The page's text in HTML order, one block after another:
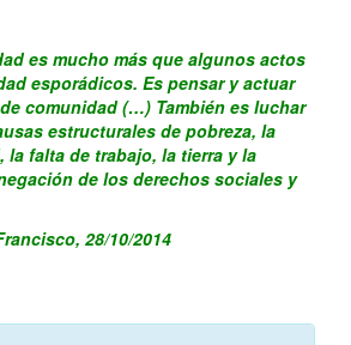
es mucho más que algunos actos
esporádicos. Es pensar y actuar
comunidad (…) También es luchar
estructurales de pobreza, la
la falta de trabajo, la tierra y la
de los derechos sociales y
28/10/2014